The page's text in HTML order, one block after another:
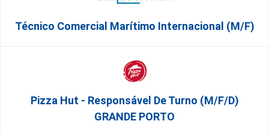
Técnico Comercial Marítimo Internacional (m/f)
Pizza Hut - Responsável De Turno (m/f/d)
GRANDE PORTO